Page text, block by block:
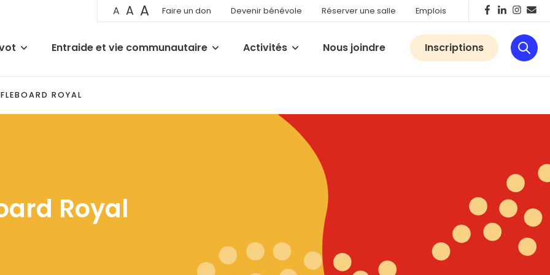
A A A Faire un don Devenir bénévole Réserver une salle Emplois
Entraide et vie communautaire Activités Nous joindre Inscriptions
ROYAL
Royal